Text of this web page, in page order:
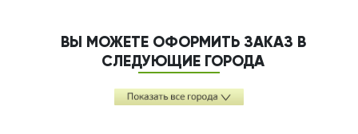
ВЫ МОЖЕТЕ ОФОРМИТЬ ЗАКАЗ В
СЛЕДУЮЩИЕ ГОРОДА